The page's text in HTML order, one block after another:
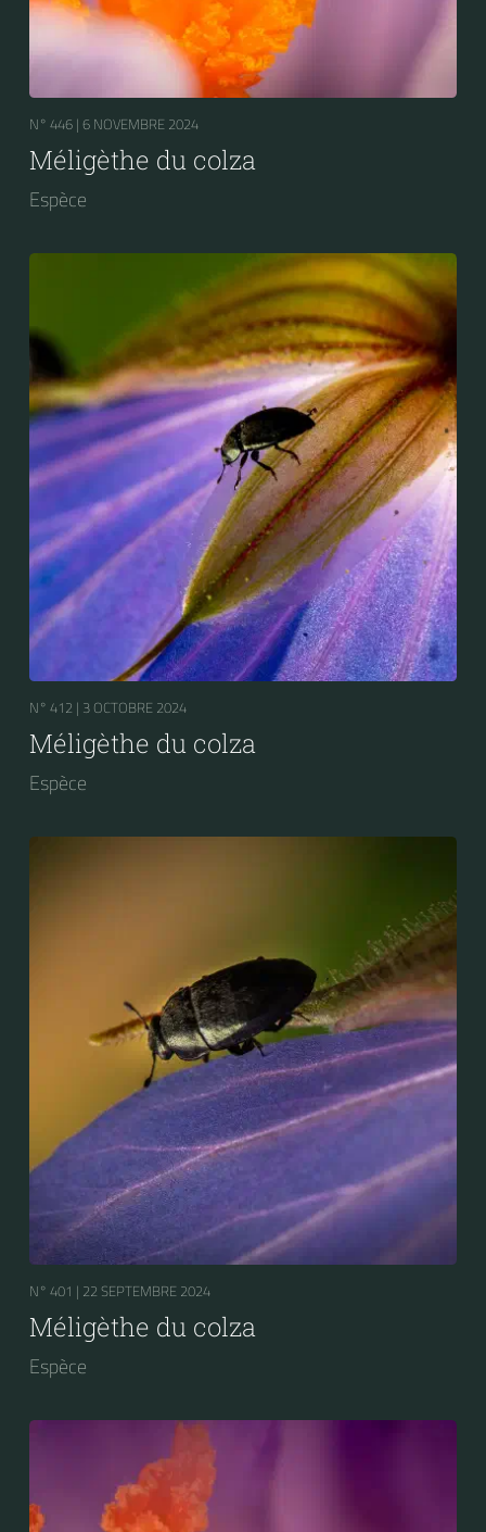
N° 446 | 6 NOVEMBRE 2024
Méligèthe du colza
Espèce
N° 412 | 3 OCTOBRE 2024
Méligèthe du colza
Espèce
N° 401 | 22 SEPTEMBRE 2024
Méligèthe du colza
Espèce